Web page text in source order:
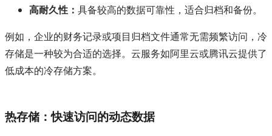
高耐久性： 具备较高的数据可靠性，适合归档和备份。
例如，企业的财务记录或项目归档文件通常无需频繁访问，冷
存储是一种较为合适的选择。云服务如阿里云或腾讯云提供了
低成本的冷存储方案。
热存储：快速访问的动态数据